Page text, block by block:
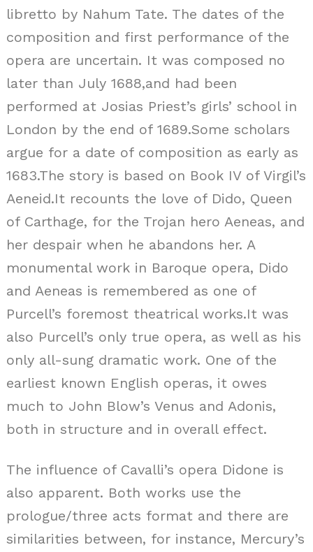
libretto by Nahum Tate. The dates of the
composition and first performance of the
opera are uncertain. It was composed no
later than July 1688,and had been
performed at Josias Priest’s girls’ school in
London by the end of 1689.Some scholars
argue for a date of composition as early as
1683.The story is based on Book IV of Virgil’s
Aeneid.It recounts the love of Dido, Queen
of Carthage, for the Trojan hero Aeneas, and
her despair when he abandons her. A
monumental work in Baroque opera, Dido
and Aeneas is remembered as one of
Purcell’s foremost theatrical works.It was
also Purcell’s only true opera, as well as his
only all-sung dramatic work. One of the
earliest known English operas, it owes
much to John Blow’s Venus and Adonis,
both in structure and in overall effect.
The influence of Cavalli’s opera Didone is
also apparent. Both works use the
prologue/three acts format and there are
similarities between, for instance, Mercury’s